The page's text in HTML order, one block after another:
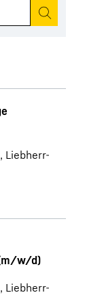
Liebherr-
w/d)
Liebherr-